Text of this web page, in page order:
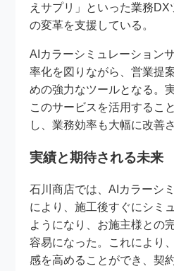
えサプリ」といった業務
の変革を支援している。
AIカラーシミュレーション
率化を図りながら、営業提
めの強力なツールとなる。
このサービスを活用するこ
し、業務効率も大幅に改善
実績と期待される未来
石川商店では、AIカラーシ
により、施工後すぐにシミ
ようになり、お施主様との
容易になった。これにより
感を高めることができ、契